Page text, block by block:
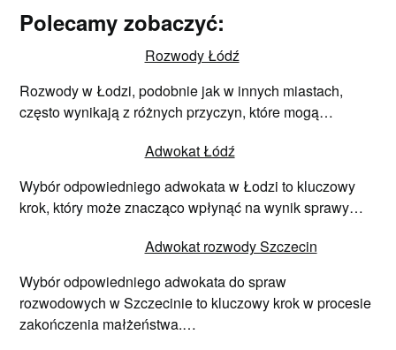
Polecamy zobaczyć:
Rozwody Łódź
Rozwody w Łodzi, podobnie jak w innych miastach,
często wynikają z różnych przyczyn, które mogą…
Adwokat Łódź
Wybór odpowiedniego adwokata w Łodzi to kluczowy
krok, który może znacząco wpłynąć na wynik sprawy…
Adwokat rozwody Szczecin
Wybór odpowiedniego adwokata do spraw
rozwodowych w Szczecinie to kluczowy krok w procesie
zakończenia małżeństwa.…